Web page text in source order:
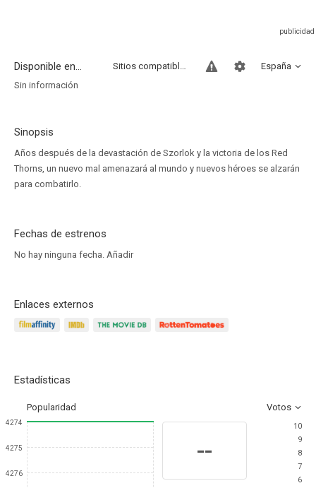
Disponible en... España
Sitios compatibles
Sin información
Sinopsis
Años después de la devastación de Szorlok y la victoria de los Red
Thorns, un nuevo mal amenazará al mundo y nuevos héroes se alzarán
para combatirlo.
Fechas de estrenos
No hay ninguna fecha. Añadir
Enlaces externos
Estadísticas
Popularidad Votos
4274
4275
4276
--
10
9
8
7
6